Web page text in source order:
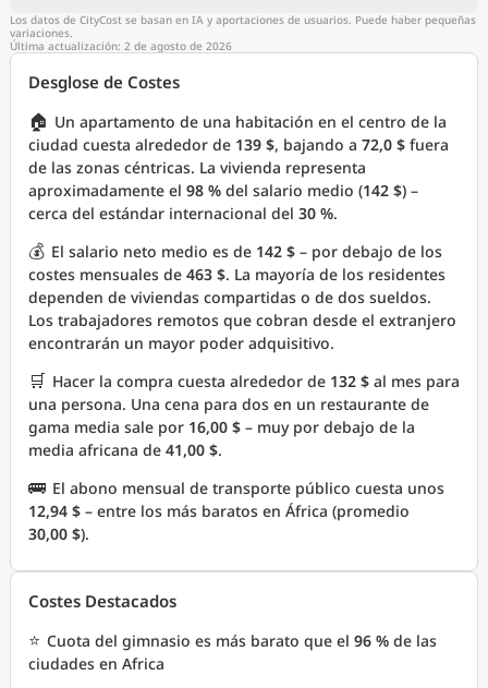
Los datos de CityCost se basan en IA y aportaciones de usuarios. Puede haber pequeñas
variaciones.
Última actualización: 2 de agosto de 2026
Desglose de Costes
🏠 Un apartamento de una habitación en el centro de la
ciudad cuesta alrededor de 139 $, bajando a 72,0 $ fuera
de las zonas céntricas. La vivienda representa
aproximadamente el 98 % del salario medio (142 $) –
cerca del estándar internacional del 30 %.
💰 El salario neto medio es de 142 $ – por debajo de los
costes mensuales de 463 $. La mayoría de los residentes
dependen de viviendas compartidas o de dos sueldos.
Los trabajadores remotos que cobran desde el extranjero
encontrarán un mayor poder adquisitivo.
🛒 Hacer la compra cuesta alrededor de 132 $ al mes para
una persona. Una cena para dos en un restaurante de
gama media sale por 16,00 $ – muy por debajo de la
media africana de 41,00 $.
🚌 El abono mensual de transporte público cuesta unos
12,94 $ – entre los más baratos en África (promedio
30,00 $).
Costes Destacados
⭐ Cuota del gimnasio es más barato que el 96 % de las
ciudades en Africa